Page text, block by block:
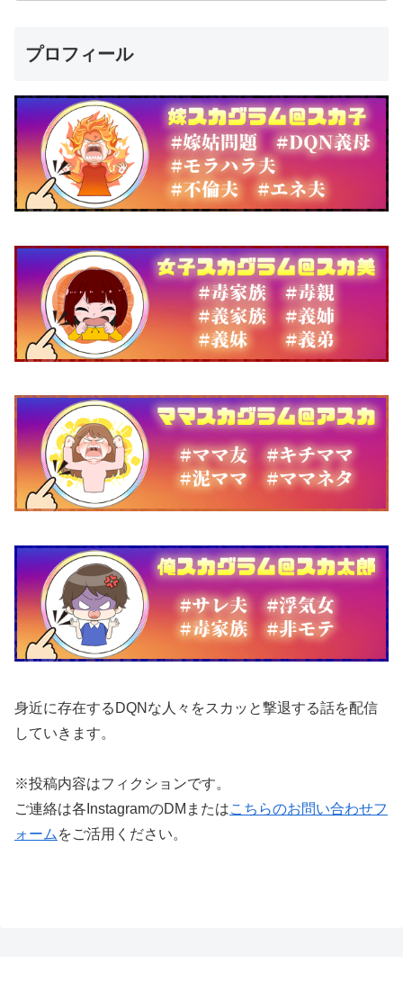
プロフィール
身近に存在するDQNな人々をスカッと撃退する話を配信
していきます。
※投稿内容はフィクションです。
ご連絡は各InstagramのDMまたはこちらのお問い合わせフ
ォーム をご活用ください。